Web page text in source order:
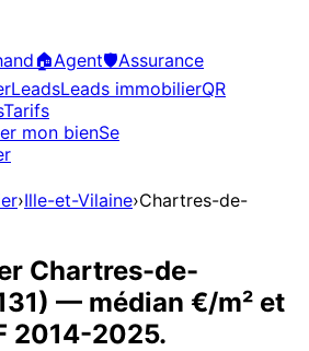
🏠Agent🛡️Assurance
LeadsLeads immobilierQR
Tarifs
mon bienSe
›Ille-et-Vilaine›Chartres-de-
Chartres-de-
) — médian €/m² et
2014-2025.